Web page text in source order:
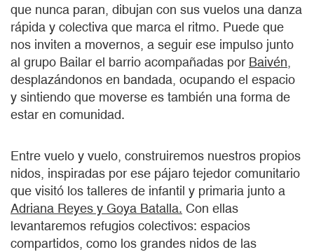
que nunca paran, dibujan con sus vuelos una danza
rápida y colectiva que marca el ritmo. Puede que
nos inviten a movernos, a seguir ese impulso junto
al grupo Bailar el barrio acompañadas por Baivén
desplazándonos en bandada, ocupando el espacio
y sintiendo que moverse es también una forma de
estar en comunidad.
Entre vuelo y vuelo, construiremos nuestros propios
nidos, inspiradas por ese pájaro tejedor comunitario
que visitó los talleres de infantil y primaria junto a
Adriana Reyes y Goya Batalla. Con ellas
levantaremos refugios colectivos: espacios
compartidos, como los grandes nidos de las